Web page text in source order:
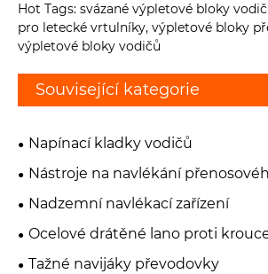
Hot Tags: svázané výpletové bloky
pro letecké vrtulníky, výpletové bloky
výpletové bloky vodičů
Související kategorie
Napínací kladky vodičů
Nástroje na navlékání
Nadzemní navlékací zařízení
Ocelové drátěné lano proti
Tažné navijáky převodovky